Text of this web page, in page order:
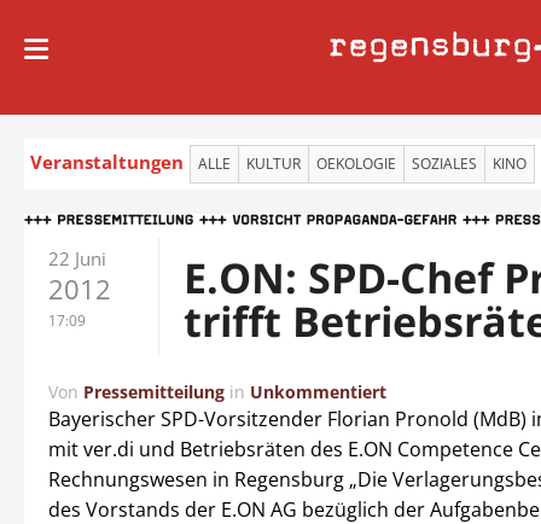
regensburg
Veranstaltungen ALLE KULTUR OEKOLOGIE SOZIALES KINO
22 Juni
2012
17:09
E.ON: SPD-Chef
trifft
Von Pressemitteilung in Unkommentiert
Bayerischer SPD-Vorsitzender Florian Pronold (MdB)
mit ver.di und Betriebsräten des E.ON Competence
Rechnungswesen in Regensburg „Die
des Vorstands der E.ON AG bezüglich der